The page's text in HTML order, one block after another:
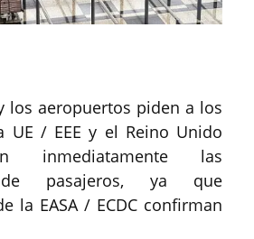
los aeropuertos piden a los
UE / EEE y el Reino Unido
inmediatamente las
de pasajeros, ya que
la EASA / ECDC confirman